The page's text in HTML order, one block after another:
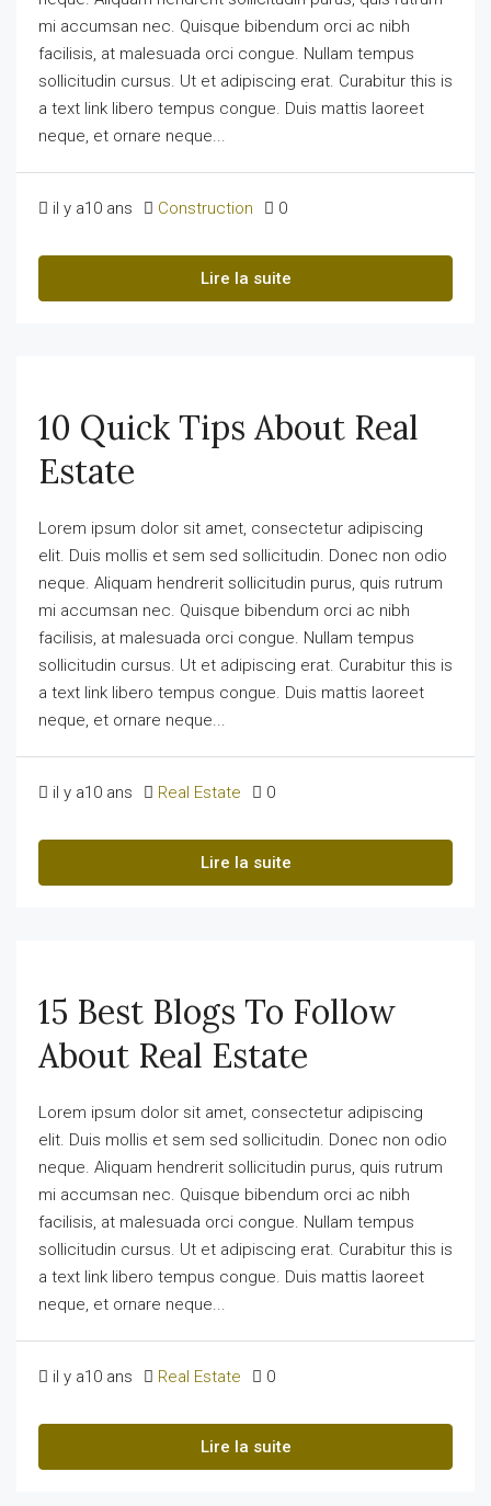
mi accumsan nec. Quisque bibendum orci ac nibh
facilisis, at malesuada orci congue. Nullam tempus
sollicitudin cursus. Ut et adipiscing erat. Curabitur this is
a text link libero tempus congue. Duis mattis laoreet
neque, et ornare neque...
il y a10 ans Construction 0
Lire la suite
10 Quick Tips About Real
Estate
Lorem ipsum dolor sit amet, consectetur adipiscing
elit. Duis mollis et sem sed sollicitudin. Donec non odio
neque. Aliquam hendrerit sollicitudin purus, quis rutrum
mi accumsan nec. Quisque bibendum orci ac nibh
facilisis, at malesuada orci congue. Nullam tempus
sollicitudin cursus. Ut et adipiscing erat. Curabitur this is
a text link libero tempus congue. Duis mattis laoreet
neque, et ornare neque...
il y a10 ans Real Estate 0
Lire la suite
15 Best Blogs To Follow
About Real Estate
Lorem ipsum dolor sit amet, consectetur adipiscing
elit. Duis mollis et sem sed sollicitudin. Donec non odio
neque. Aliquam hendrerit sollicitudin purus, quis rutrum
mi accumsan nec. Quisque bibendum orci ac nibh
facilisis, at malesuada orci congue. Nullam tempus
sollicitudin cursus. Ut et adipiscing erat. Curabitur this is
a text link libero tempus congue. Duis mattis laoreet
neque, et ornare neque...
il y a10 ans Real Estate 0
Lire la suite